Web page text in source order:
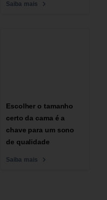
Saiba mais
Escolher o tamanho
certo da cama é a
chave para um sono
de qualidade
Saiba mais